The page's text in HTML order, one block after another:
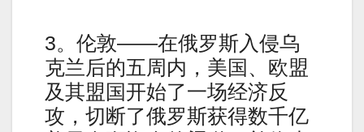
3。伦敦——在俄罗斯入侵乌
克兰后的五周内，美国、欧盟
及其盟国开始了一场经济反
攻，切断了俄罗斯获得数千亿